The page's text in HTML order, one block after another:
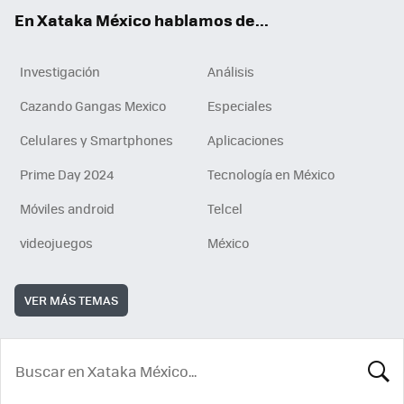
En Xataka México hablamos de...
Investigación
Análisis
Cazando Gangas Mexico
Especiales
Celulares y Smartphones
Aplicaciones
Prime Day 2024
Tecnología en México
Móviles android
Telcel
videojuegos
México
VER MÁS TEMAS